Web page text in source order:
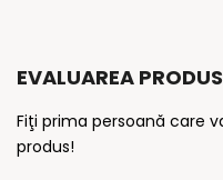
EVALUAREA
Fiţi prima persoană care
produs!